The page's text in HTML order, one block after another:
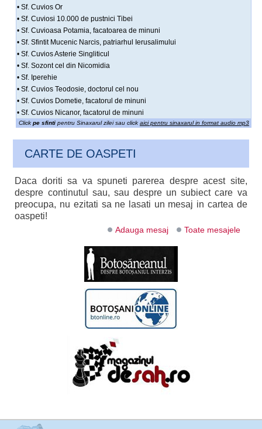
• Sf. Cuvios Or
• Sf. Cuviosi 10.000 de pustnici Tibei
• Sf. Cuvioasa Potamia, facatoarea de minuni
• Sf. Sfintit Mucenic Narcis, patriarhul Ierusalimului
• Sf. Cuvios Asterie Singliticul
• Sf. Sozont cel din Nicomidia
• Sf. Iperehie
• Sf. Cuvios Teodosie, doctorul cel nou
• Sf. Cuvios Dometie, facatorul de minuni
• Sf. Cuvios Nicanor, facatorul de minuni
Click pe sfintipentru Sinaxarul zilei sau click aici pentru sinaxarul in format audio mp3
CARTE DE OASPETI
Daca doriti sa va spuneti parerea despre acest site,
despre continutul sau, sau despre un subiect care va
preocupa, nu ezitati sa ne lasati un mesaj in cartea de
oaspeti!
Adauga mesaj Toate mesajele